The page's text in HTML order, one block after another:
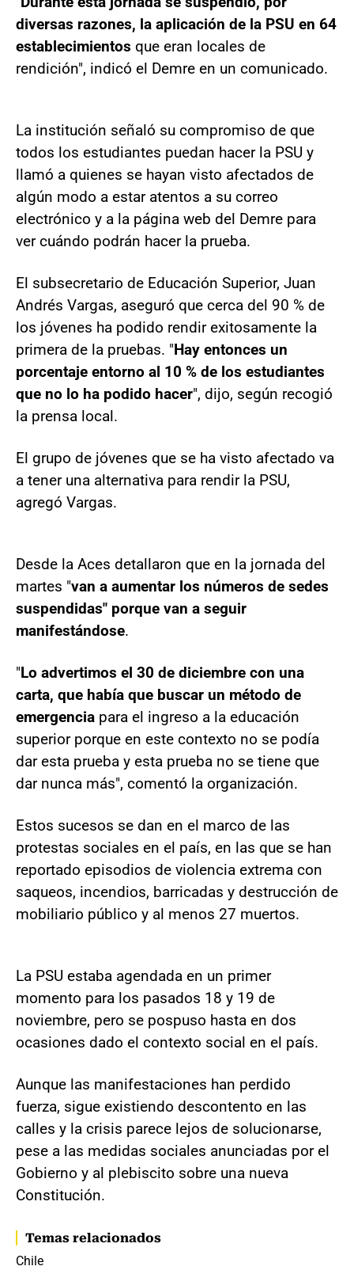
diversas razones, la aplicación de la PSU en 64
establecimientos que eran locales de
rendición", indicó el Demre en un comunicado.
La institución señaló su compromiso de que
todos los estudiantes puedan hacer la PSU y
llamó a quienes se hayan visto afectados de
algún modo a estar atentos a su correo
electrónico y a la página web del Demre para
ver cuándo podrán hacer la prueba.
El subsecretario de Educación Superior, Juan
Andrés Vargas, aseguró que cerca del 90 % de
los jóvenes ha podido rendir exitosamente la
primera de la pruebas. "Hay entonces un
porcentaje entorno al 10 % de los estudiantes
que no lo ha podido hacer", dijo, según recogió
la prensa local.
El grupo de jóvenes que se ha visto afectado va
a tener una alternativa para rendir la PSU,
agregó Vargas.
Desde la Aces detallaron que en la jornada del
martes "van a aumentar los números de sedes
suspendidas" porque van a seguir
manifestándose.
"Lo advertimos el 30 de diciembre con una
carta, que había que buscar un método de
emergencia para el ingreso a la educación
superior porque en este contexto no se podía
dar esta prueba y esta prueba no se tiene que
dar nunca más", comentó la organización.
Estos sucesos se dan en el marco de las
protestas sociales en el país, en las que se han
reportado episodios de violencia extrema con
saqueos, incendios, barricadas y destrucción de
mobiliario público y al menos 27 muertos.
La PSU estaba agendada en un primer
momento para los pasados 18 y 19 de
noviembre, pero se pospuso hasta en dos
ocasiones dado el contexto social en el país.
Aunque las manifestaciones han perdido
fuerza, sigue existiendo descontento en las
calles y la crisis parece lejos de solucionarse,
pese a las medidas sociales anunciadas por el
Gobierno y al plebiscito sobre una nueva
Constitución.
Temas relacionados
Chile